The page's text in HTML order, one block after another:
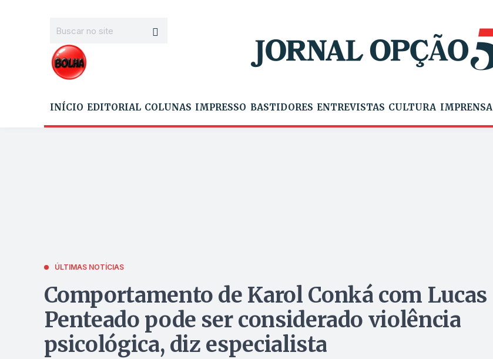
INÍCIO EDITORIAL COLUNAS IMPRESSO BASTIDORES ENTREVISTAS CULTURA IMPRENSA
ÚLTIMAS NOTÍCIAS
Comportamento de Karol Conká com Lucas
Penteado pode ser considerado violência
psicológica, diz especialista